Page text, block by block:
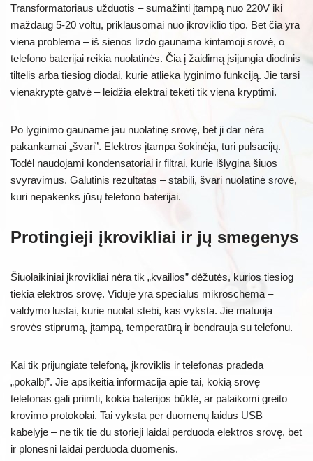
Transformatoriaus užduotis – sumažinti įtampą nuo 220V iki
maždaug 5-20 voltų, priklausomai nuo įkroviklio tipo. Bet čia yra
viena problema – iš sienos lizdo gaunama kintamoji srovė, o
telefono baterijai reikia nuolatinės. Čia į žaidimą įsijungia diodinis
tiltelis arba tiesiog diodai, kurie atlieka lyginimo funkciją. Jie tarsi
vienakryptė gatvė – leidžia elektrai tekėti tik viena kryptimi.
Po lyginimo gauname jau nuolatinę srovę, bet ji dar nėra
pakankamai „švari”. Elektros įtampa šokinėja, turi pulsacijų.
Todėl naudojami kondensatoriai ir filtrai, kurie išlygina šiuos
svyravimus. Galutinis rezultatas – stabili, švari nuolatinė srovė,
kuri nepakenks jūsų telefono baterijai.
Protingieji įkrovikliai ir jų smegenys
Šiuolaikiniai įkrovikliai nėra tik „kvailios” dėžutės, kurios tiesiog
tiekia elektros srovę. Viduje yra specialus mikroschema –
valdymo lustai, kurie nuolat stebi, kas vyksta. Jie matuoja
srovės stiprumą, įtampą, temperatūrą ir bendrauja su telefonu.
Kai tik prijungiate telefoną, įkroviklis ir telefonas pradeda
„pokalbį”. Jie apsikeitia informacija apie tai, kokią srovę
telefonas gali priimti, kokia baterijos būklė, ar palaikomi greito
krovimo protokolai. Tai vyksta per duomenų laidus USB
kabelyje – ne tik tie du storieji laidai perduoda elektros srovę, bet
ir plonesni laidai perduoda duomenis.